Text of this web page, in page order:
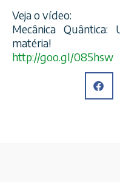
Veja o vídeo:
Mecânica
matéria!
http://goo.gl/085hsw